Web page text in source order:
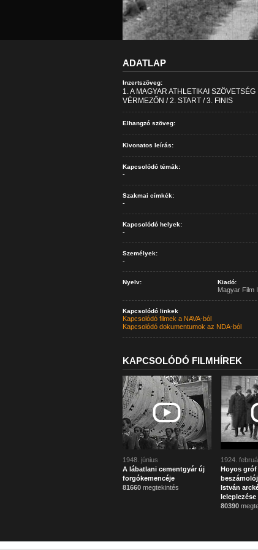
ADATLAP
Inzertszöveg:
1. A MAGYAR ATHLETIKAI
VÉRMEZŐN / 2. START / 3. FINIS
Elhangzó szöveg:
Kivonatos leírás:
Kapcsolódó témák:
-
Szakmai címkék:
-
Kapcsolódó helyek:
-
Személyek:
-
Nyelv: Kiadó:
Magyar Film
Kapcsolódó linkek
Kapcsolódó filmek a NAVA-ból
Kapcsolódó dokumentumok az NDA-ból
KAPCSOLÓDÓ FILMHÍREK
1948. június
A lábatlani cementgyár új
forgókemencéje
81660megtekintés
1924.
Hoyos gróf
István
leleplezése
80390